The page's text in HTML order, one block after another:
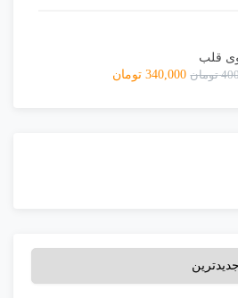
قلب
تومان 340,000 تومان